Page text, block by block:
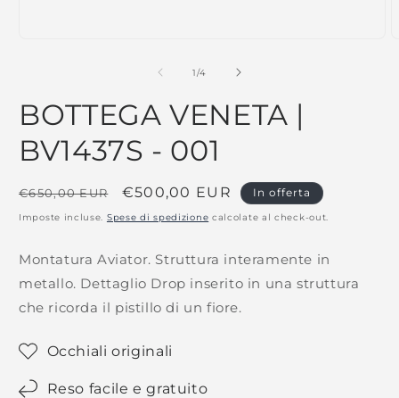
1/su
4
BOTTEGA VENETA |
BV1437S - 001
Prezzo
di
€650,00 EUR
Prezzo
scontato
€500,00 EUR In offerta
Imposte incluse. Spese di spedizione calcolate al check-out.
Montatura Aviator. Struttura interamente in
metallo. Dettaglio Drop inserito in una struttura
che ricorda il pistillo di un fiore.
Occhiali originali
Reso facile e gratuito